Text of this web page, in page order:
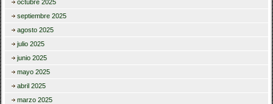
octubre 2025
septiembre 2025
agosto 2025
julio 2025
junio 2025
mayo 2025
abril 2025
marzo 2025